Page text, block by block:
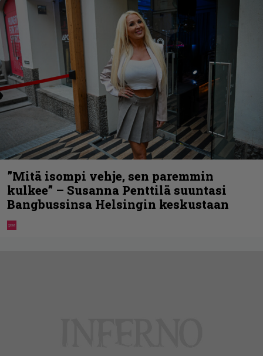
”Mitä isompi vehje, sen paremmin
kulkee” – Susanna Penttilä suuntasi
Bangbussinsa Helsingin keskustaan